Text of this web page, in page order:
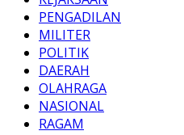
PENGADILAN
MILITER
POLITIK
DAERAH
OLAHRAGA
NASIONAL
RAGAM